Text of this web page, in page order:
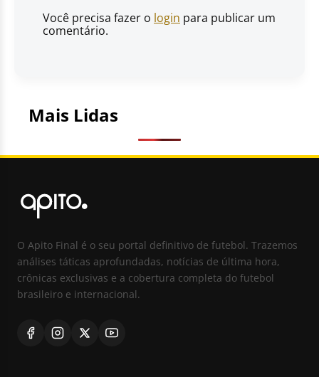
Você precisa fazer o login para publicar um
comentário.
Mais Lidas
O Apito Final é o seu portal definitivo de futebol. Trazemos
análises táticas aprofundadas, notícias de última hora,
crônicas exclusivas e a cobertura completa do futebol
brasileiro e internacional.